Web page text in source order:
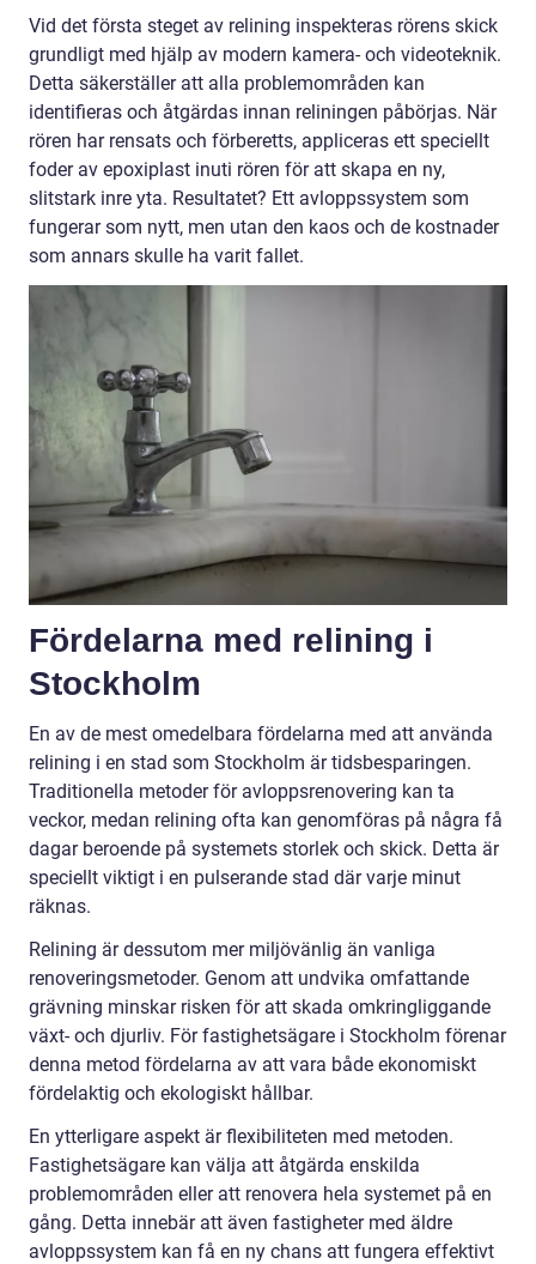
Vid det första steget av relining inspekteras rörens skick
grundligt med hjälp av modern kamera- och videoteknik.
Detta säkerställer att alla problemområden kan
identifieras och åtgärdas innan reliningen påbörjas. När
rören har rensats och förberetts, appliceras ett speciellt
foder av epoxiplast inuti rören för att skapa en ny,
slitstark inre yta. Resultatet? Ett avloppssystem som
fungerar som nytt, men utan den kaos och de kostnader
som annars skulle ha varit fallet.
Fördelarna med relining i
Stockholm
En av de mest omedelbara fördelarna med att använda
relining i en stad som Stockholm är tidsbesparingen.
Traditionella metoder för avloppsrenovering kan ta
veckor, medan relining ofta kan genomföras på några få
dagar beroende på systemets storlek och skick. Detta är
speciellt viktigt i en pulserande stad där varje minut
räknas.
Relining är dessutom mer miljövänlig än vanliga
renoveringsmetoder. Genom att undvika omfattande
grävning minskar risken för att skada omkringliggande
växt- och djurliv. För fastighetsägare i Stockholm förenar
denna metod fördelarna av att vara både ekonomiskt
fördelaktig och ekologiskt hållbar.
En ytterligare aspekt är flexibiliteten med metoden.
Fastighetsägare kan välja att åtgärda enskilda
problemområden eller att renovera hela systemet på en
gång. Detta innebär att även fastigheter med äldre
avloppssystem kan få en ny chans att fungera effektivt